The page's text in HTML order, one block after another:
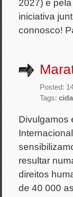
2027) e
iniciativa
connosco!
Posted:
Tags:
Divulgamos
resultar
direitos
de 40 000